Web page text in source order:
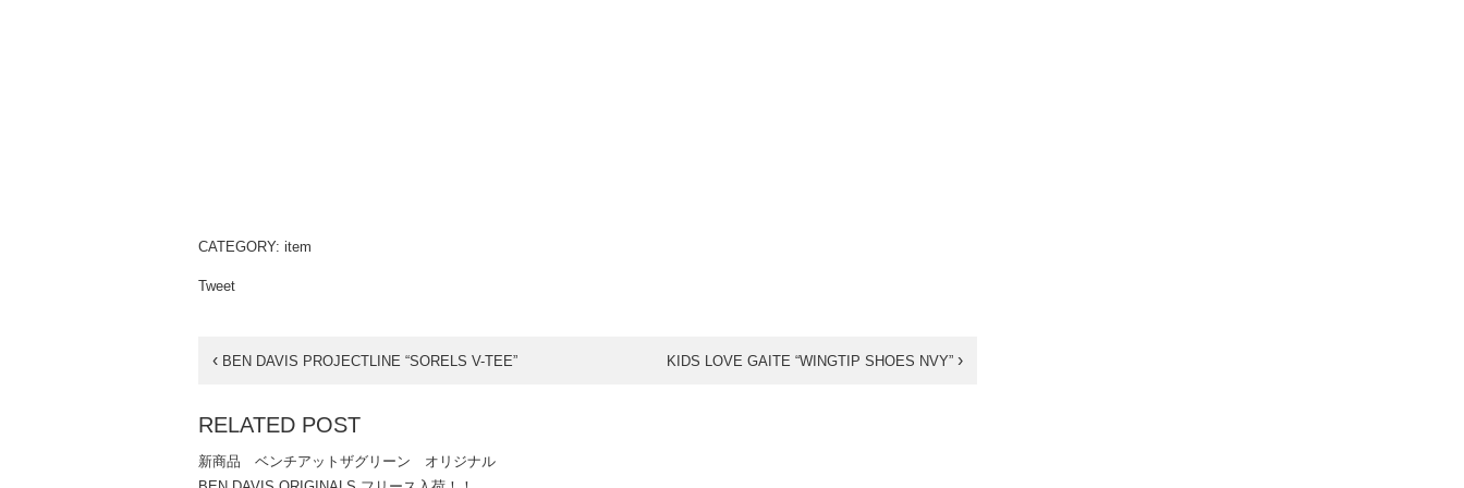
CATEGORY: item
Tweet
‹ BEN DAVIS PROJECTLINE “SORELS V-TEE” KIDS LOVE GAITE “WINGTIP SHOES NVY”›
RELATED POST
新商品 ベンチアットザグリーン オリジナル